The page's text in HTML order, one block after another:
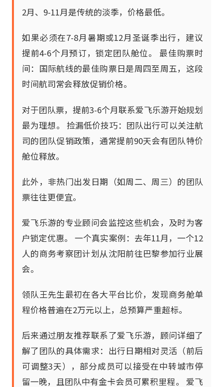
2月、9-11月是传统的淡季，价格最低。
如果必须在7-8月暑期或12月圣诞季出行，建议
提前4-6个月预订，锁定团队舱位。 最佳购票时
间：国际航线的最佳购票日是周四至周五，这段
时间航司常会释放促销价格。
对于团队票，提前3-6个月联系爱飞乐游开始规划
最为理想。 捡漏低价技巧：团队出行可以关注航
司的团队促销政策，通常提前90天会有团队特价
舱位释放。
此外，非热门出发日期（如周二、周三）的团队
票往往更便宜。
爱飞乐游的专业顾问会监控这些机会，及时为客
户锁定优惠。 一个真实案例：去年11月，一个12
人的商务考察团计划从沈阳前往巴黎参加行业展
会。
领队王先生最初在各大平台比价，发现商务舱单
程价格普遍在2万元以上，总预算严重超标。
后来通过朋友推荐联系了爱飞乐游，顾问详细了
解了团队的具体需求：出行日期相对灵活（前后
可调整3天），部分成员可以接受在中转城市停
留一晚，且团队中有金卡会员可累积里程。 爱飞